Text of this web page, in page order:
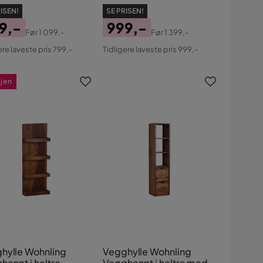
Før1 099,-
laveste pris 799,-
kubeoptikk,
veggmontert, moderne
SE PRISEN!
Pris
999,-
Original
Før1 399,-
Tidligere laveste pris 999,-
Wohnling
Vegghylle Wohnling